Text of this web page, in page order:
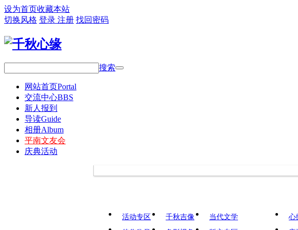
设为首页收藏本站
切换风格 登录 注册 找回密码
搜索
网站首页Portal
交流中心BBS
新人报到
导读Guide
相册Album
平南文友会
庆典活动
活动专区 千秋吉像
当代文学
心